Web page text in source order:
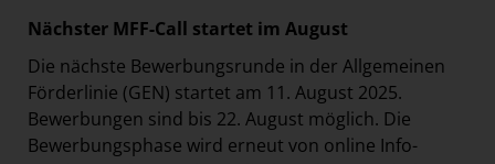
Nächster MFF-Call startet im August
Die nächste Bewerbungsrunde in der Allgemeinen
Förderlinie (GEN) startet am 11. August 2025.
Bewerbungen sind bis 22. August möglich. Die
Bewerbungsphase wird erneut von online Info-